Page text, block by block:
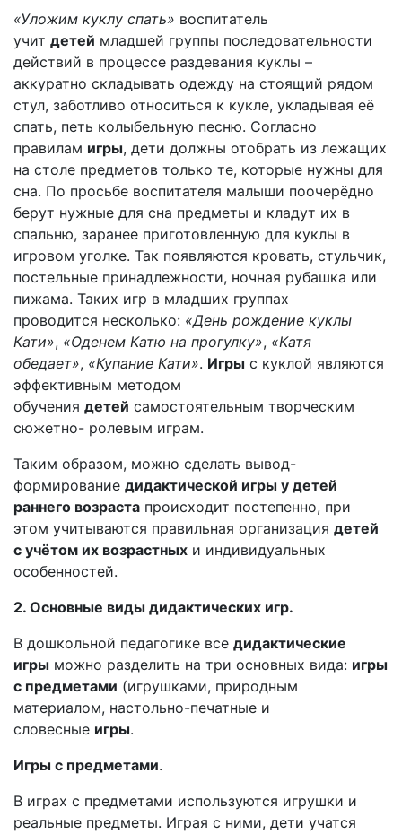
«Уложим куклу спать» воспитатель
учит детей младшей группы последовательности
действий в процессе раздевания куклы –
аккуратно складывать одежду на стоящий рядом
стул, заботливо относиться к кукле, укладывая её
спать, петь колыбельную песню. Согласно
правилам игры, дети должны отобрать из лежащих
на столе предметов только те, которые нужны для
сна. По просьбе воспитателя малыши поочерёдно
берут нужные для сна предметы и кладут их в
спальню, заранее приготовленную для куклы в
игровом уголке. Так появляются кровать, стульчик,
постельные принадлежности, ночная рубашка или
пижама. Таких игр в младших группах
проводится несколько: «День рождение куклы
Кати», «Оденем Катю на прогулку», «Катя
обедает», «Купание Кати». Игры с куклой являются
эффективным методом
обучения детей самостоятельным творческим
сюжетно- ролевым играм.
Таким образом, можно сделать вывод-
формирование дидактической игры у детей
раннего возраста происходит постепенно, при
этом учитываются правильная организация детей
с учётом их возрастных и индивидуальных
особенностей.
2. Основные виды дидактических игр.
В дошкольной педагогике все дидактические
игры можно разделить на три основных вида: игры
с предметами (игрушками, природным
материалом, настольно-печатные и
словесные игры.
Игры с предметами.
В играх с предметами используются игрушки и
реальные предметы. Играя с ними, дети учатся